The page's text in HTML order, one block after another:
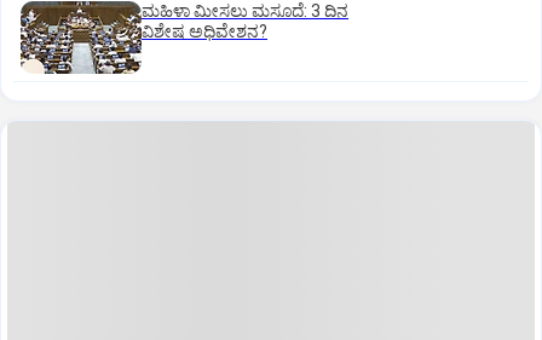
ಮಹಿಳಾ ಮೀಸಲು ಮಸೂದೆ: 3 ದಿನ
ವಿಶೇಷ ಅಧಿವೇಶನ?